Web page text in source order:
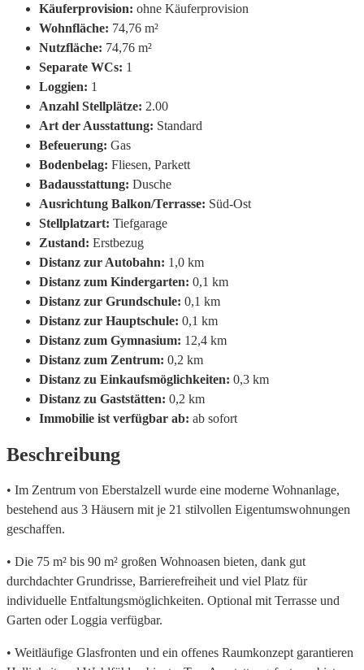
Käuferprovision: ohne Käuferprovision
Wohnfläche: 74,76 m²
Nutzfläche: 74,76 m²
Separate WCs: 1
Loggien: 1
Anzahl Stellplätze: 2.00
Art der Ausstattung: Standard
Befeuerung: Gas
Bodenbelag: Fliesen, Parkett
Badausstattung: Dusche
Ausrichtung Balkon/Terrasse: Süd-Ost
Stellplatzart: Tiefgarage
Zustand: Erstbezug
Distanz zur Autobahn: 1,0 km
Distanz zum Kindergarten: 0,1 km
Distanz zur Grundschule: 0,1 km
Distanz zur Hauptschule: 0,1 km
Distanz zum Gymnasium: 12,4 km
Distanz zum Zentrum: 0,2 km
Distanz zu Einkaufsmöglichkeiten: 0,3 km
Distanz zu Gaststätten: 0,2 km
Immobilie ist verfügbar ab: ab sofort
Beschreibung
• Im Zentrum von Eberstalzell wurde eine moderne Wohnanlage,
bestehend aus 3 Häusern mit je 21 stilvollen Eigentumswohnungen
geschaffen.
• Die 75 m² bis 90 m² großen Wohnoasen bieten, dank gut
durchdachter Grundrisse, Barrierefreiheit und viel Platz für
individuelle Entfaltungsmöglichkeiten. Optional mit Terrasse und
Garten oder Loggia verfügbar.
• Weitläufige Glasfronten und ein offenes Raumkonzept garantieren